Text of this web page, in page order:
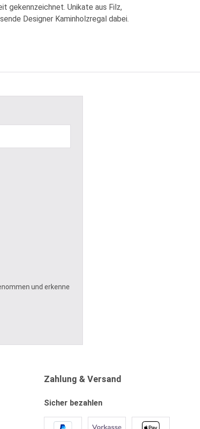
gekennzeichnet. Unikate aus Filz,
Designer Kaminholzregal dabei.
und erkenne
Zahlung & Versand
Sicher bezahlen